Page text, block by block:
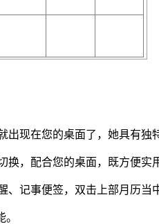
现在您的桌面了，她具有独
，配合您的桌面，既方便实
记事便签，双击上部月历当